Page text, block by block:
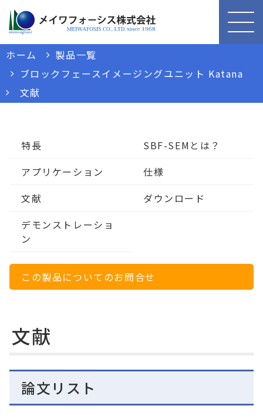
ホーム
製品一覧
ブロックフェースイメージングユニット Katana
文献
特長
SBF-SEMとは？
アプリケーション
仕様
文献
ダウンロード
デモンストレーショ
ン
この製品についてのお問合せ
文献
論文リスト